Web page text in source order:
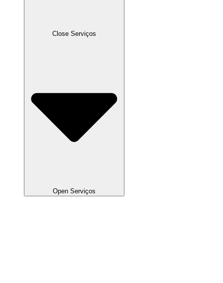
Close Serviços
Open Serviços